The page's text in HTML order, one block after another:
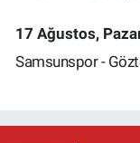
17 Ağustos,
Samsunspor -